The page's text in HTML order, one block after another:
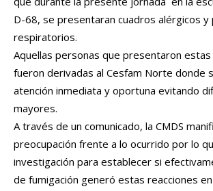
D-68, se presentaran cuadros alérgicos y
respiratorios.
Aquellas personas que presentaron estas
fueron derivadas al Cesfam Norte donde
atención inmediata y oportuna evitando
mayores.
A través de un comunicado, la CMDS
preocupación frente a lo ocurrido por lo
investigación para establecer si
de fumigación generó estas reacciones